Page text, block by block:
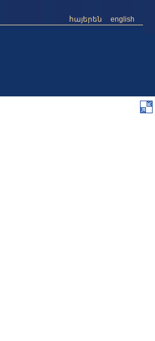
հայերեն english